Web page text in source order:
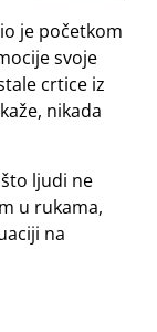
je početkom
svoje
crtice iz
nikada
ljudi ne
u rukama,
na